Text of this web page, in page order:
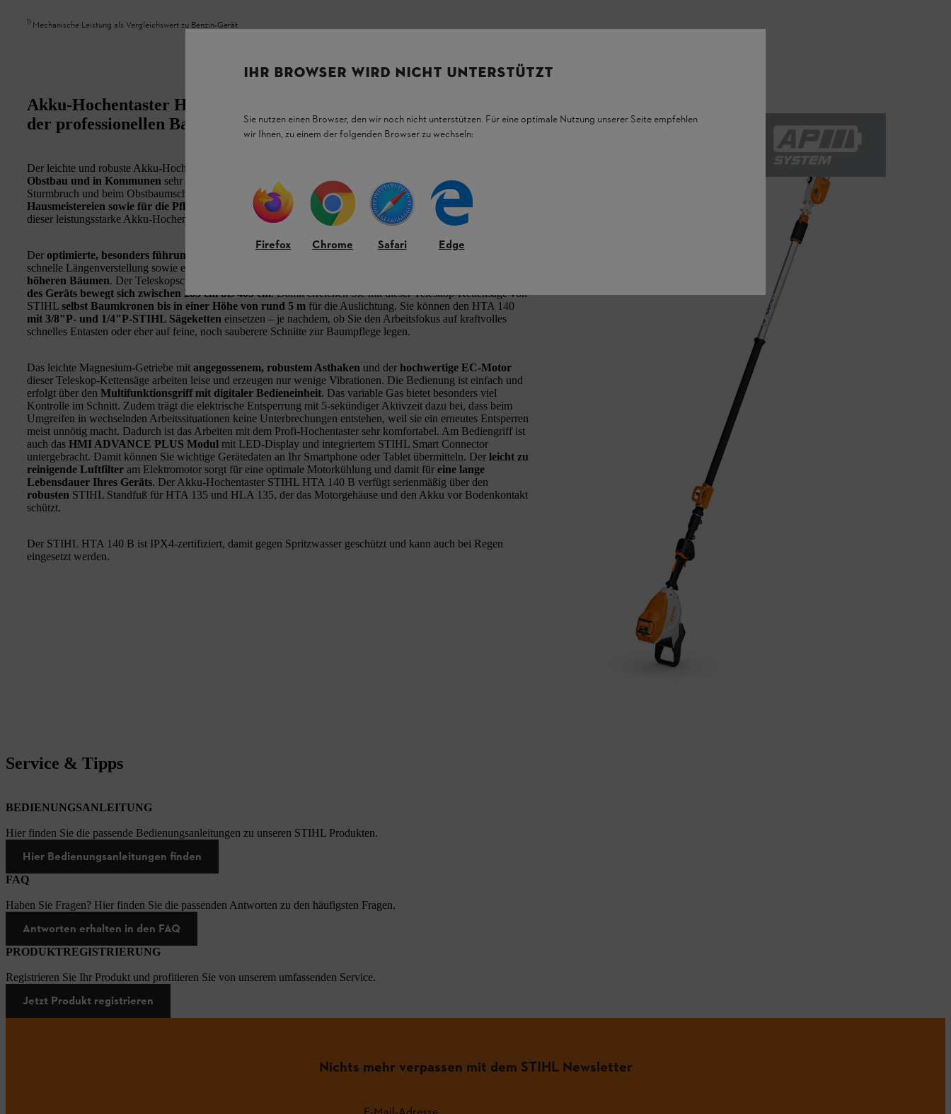
1) Mechanische Leistung als Vergleichswert zu Benzin-Gerät
Akku-Hochentaster HTA 140 B: Leistungsstark für mehr Effizienz in
der professionellen Baumpflege und im Obstbau
Der leichte und robuste Akku-Hochentaster STIHL HTA 140 B unterstützt
Obstbau und in Kommunen sehr effizient beim Entasten von Bäumen, beim Entfernen von Totholz und
Sturmbruch und beim Obstbaumschnitt. Auch für
landwirtschaftliche Betriebe, Kleinbetriebe wie
Hausmeistereien sowie für die Pflege von privaten Gärten und Grundstücken mit hohen Bäumen
dieser leistungsstarke Akku-Hochentaster gut geeignet.
Der optimierte, besonders führungssteife Profi-Teleskopschaft
schnelle Längenverstellung sowie ein exaktes Ansetzen und somit den
höheren Bäumen. Der Teleskopschaft lässt sich bis zu einer Länge von 405 cm ausfahren, die
des Geräts bewegt sich zwischen 285 cm bis 405 cm. Damit erreichen Sie mit dieser Teleskop-Kettensäge von
STIHL selbst Baumkronen bis in einer Höhe von rund 5 m für die Auslichtung. Sie können den HTA 140
mit 3/8"P- und 1/4"P-STIHL Sägeketten einsetzen – je nachdem, ob Sie den Arbeitsfokus auf kraftvolles
schnelles Entasten oder eher auf feine, noch sauberere Schnitte zur Baumpflege legen.
Das leichte Magnesium-Getriebe mit angegossenem, robustem Asthaken und der hochwertige EC-Motor
dieser Teleskop-Kettensäge arbeiten leise und erzeugen nur wenige Vibrationen. Die Bedienung ist einfach und
erfolgt über den Multifunktionsgriff mit digitaler Bedieneinheit. Das variable Gas bietet besonders viel
Kontrolle im Schnitt. Zudem trägt die elektrische Entsperrung mit 5-sekündiger Aktivzeit dazu bei, dass beim
Umgreifen in wechselnden Arbeitssituationen keine Unterbrechungen entstehen, weil sie ein erneutes Entsperren
meist unnötig macht. Dadurch ist das Arbeiten mit dem Profi-Hochentaster sehr komfortabel. Am Bediengriff ist
auch das HMI ADVANCE PLUS Modul mit LED-Display und integriertem STIHL Smart Connector
untergebracht. Damit können Sie wichtige Gerätedaten an Ihr Smartphone oder Tablet übermitteln. Der leicht zu
reinigende Luftfilter am Elektromotor sorgt für eine optimale Motorkühlung und damit für eine lange
Lebensdauer Ihres Geräts. Der Akku-Hochentaster STIHL HTA 140 B verfügt serienmäßig über den
robusten STIHL Standfuß für HTA 135 und HLA 135, der das Motorgehäuse und den Akku vor Bodenkontakt
schützt.
Der STIHL HTA 140 B ist IPX4-zertifiziert, damit gegen Spritzwasser geschützt und kann auch bei Regen
eingesetzt werden.
Service & Tipps
BEDIENUNGSANLEITUNG
Hier finden Sie die passende Bedienungsanleitungen zu unseren STIHL Produkten.
Hier Bedienungsanleitungen finden
FAQ
Haben Sie Fragen? Hier finden Sie die passenden Antworten zu den häufigsten Fragen.
Antworten erhalten in den FAQ
PRODUKTREGISTRIERUNG
Registrieren Sie Ihr Produkt und profitieren Sie von unserem umfassenden Service.
Jetzt Produkt registrieren
Nichts mehr verpassen mit dem STIHL Newsletter
E-Mail-Adresse
IHR BROWSER WIRD NICHT UNTERSTÜTZT
Sie nutzen einen Browser, den wir noch nicht unterstützen. Für eine optimale Nutzung unserer Seite empfehlen
wir Ihnen, zu einem der folgenden Browser zu wechseln:
Firefox Chrome Safari Edge